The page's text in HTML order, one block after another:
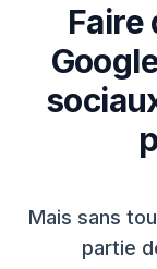
Faire
Mais sans
partie